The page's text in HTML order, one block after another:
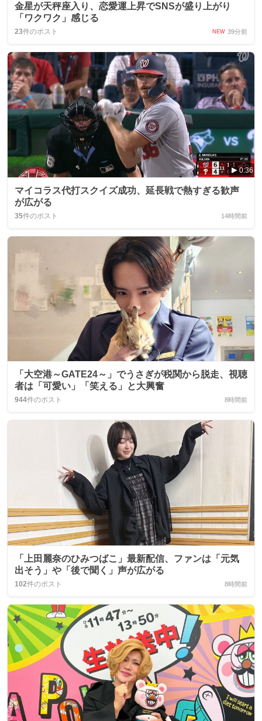
金星が天秤座入り、恋愛運上昇でSNSが盛り上がり
「ワクワク」感じる
23件のポスト NEW 39分前
0:36
マイコラス代打スクイズ成功、延長戦で熱すぎる歓声
が広がる
35件のポスト 14時間前
「大空港～GATE24～」でうさぎが税関から脱走、視聴
者は「可愛い」「笑える」と大興奮
944件のポスト 8時間前
「上田麗奈のひみつばこ」最新配信、ファンは「元気
出そう」や「後で聞く」声が広がる
102件のポスト 8時間前